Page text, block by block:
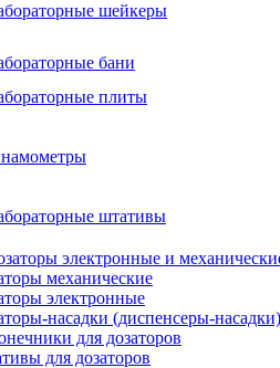
шейкеры
бани
плиты
штативы
электронные и
механические
электронные
насадки (диспенсеры-
для дозаторов
для дозаторов